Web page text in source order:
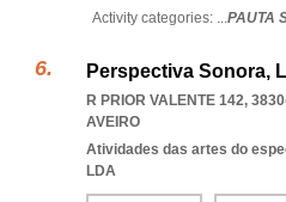
Activity categories: ...PAUTA
Perspectiva Sonora,
R PRIOR VALENTE 142,
AVEIRO
Atividades das artes do
LDA